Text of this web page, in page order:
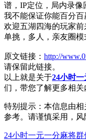
谱，IP定位，局内录像
我不能保证你能百分百
欢迎五湖四海的玩家前
单挑，多人，亲友圈
原文链接： http://
请保留此链接。
以上就是关于24小时
们，带您了解更多相关
特别提示：本信息由
参考。请谨慎采用，风
24小时一元一分麻将群